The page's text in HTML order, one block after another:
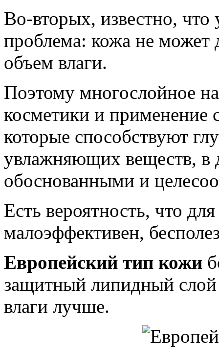
Во-вторых, известно,
проблема: кожа не может
объем влаги.
Поэтому многослойное
косметики и применение
которые способствуют
увлажняющих веществ, в
обоснованными и
Есть вероятность, что
малоэффективен,
Европейский тип кожи
защитный липидный
влаги лучше.